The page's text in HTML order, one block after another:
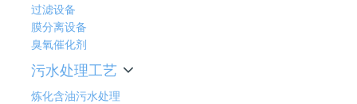
过滤设备
膜分离设备
臭氧催化剂
污水处理工艺
炼化含油污水处理